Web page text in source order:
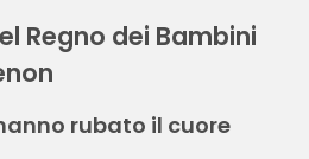
Regno dei Bambini
rubato il cuore